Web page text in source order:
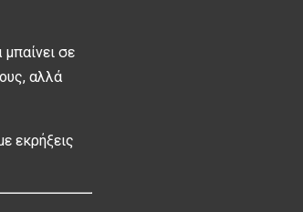
σε
αλλά
εκρήξεις